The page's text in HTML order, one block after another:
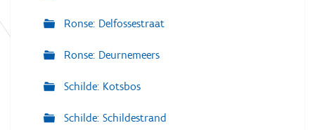
Ronse: Delfossestraat
Ronse: Deurnemeers
Schilde: Kotsbos
Schilde: Schildestrand